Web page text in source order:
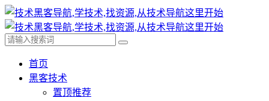
首页
黑客技术
置顶推荐